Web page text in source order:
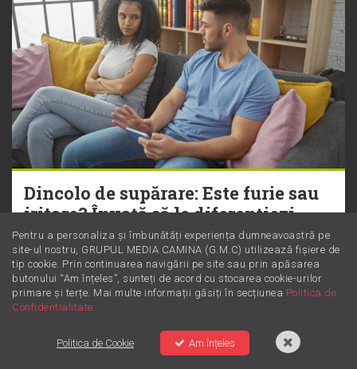
Dincolo de supărare: Este furie sau
iritare? Învață să le diferențiezi
Pentru a personaliza și îmbunătăți experiența dumneavoastră pe
site-ul nostru, GRUPUL MEDIA CAMINA (G.M.C) utilizează fișiere de
tip cookie. Prin continuarea navigării pe site sau prin apăsarea
butonului “Am înțeles”, sunteți de acord cu stocarea cookie-urilor
primare și terțe. Mai multe informații găsiți în secțiunea Politica de
Confidentialitate
Politica de Cookie Am înțeles